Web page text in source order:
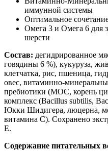
иммунной системы
Оптимальное
Омега 3 и Омега 6 для
шерсти
Состав: дегидрированное
говядины 6 %), кукуруза,
клетчатка, рис, пшеница,
овес, витаминно-
пребиотики (MOC, корень
комплекс (Bacillus subtilis,
Юкки Шидигера, люцерна,
витамина С). Сохранено
Е.
Содержание питательных